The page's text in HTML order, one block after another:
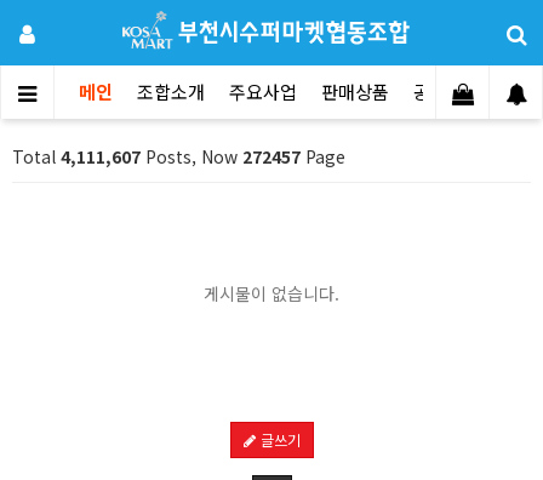
메인 조합소개 주요사업 판매상품 공지사항 문
Total 4,111,607 Posts, Now 272457 Page
게시물이 없습니다.
글쓰기